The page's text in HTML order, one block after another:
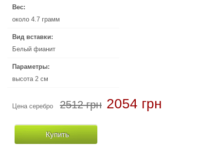
Вес:
около 4.7 грамм
Вид вставки:
Белый фианит
Параметры:
высота 2 см
Цена серебро 2512 грн 2054 грн
Купить